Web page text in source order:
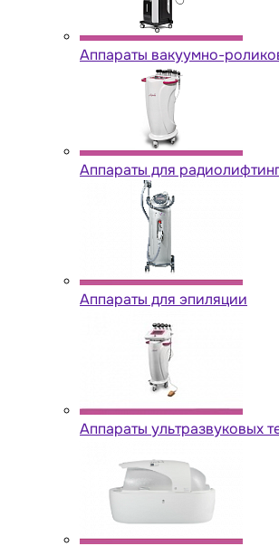
Аппараты вакуумно-
Аппараты для
Аппараты для эпиляции
Аппараты ультразвуковых